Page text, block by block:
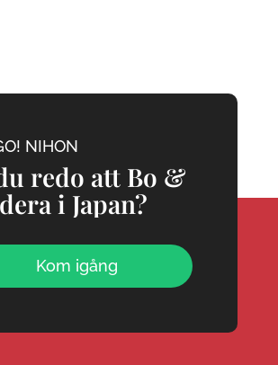
NIHON
redo att Bo &
i Japan?
Kom igång